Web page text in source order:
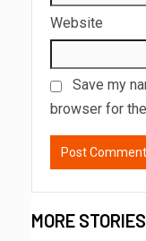
Website
Save my
browser for
MORE STORIES